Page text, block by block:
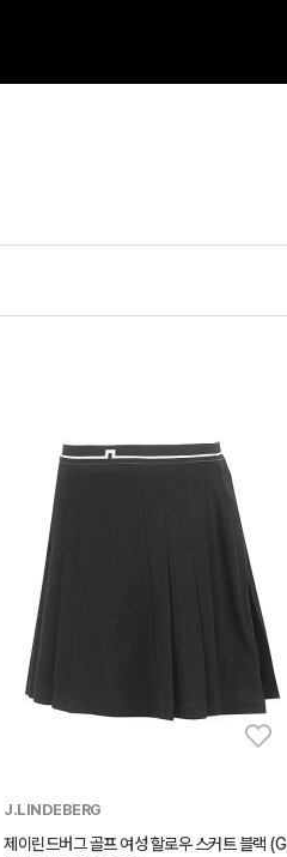
J.LINDEBERG
제이린드버그 골프 여성 할로우 스커트 블랙 (G